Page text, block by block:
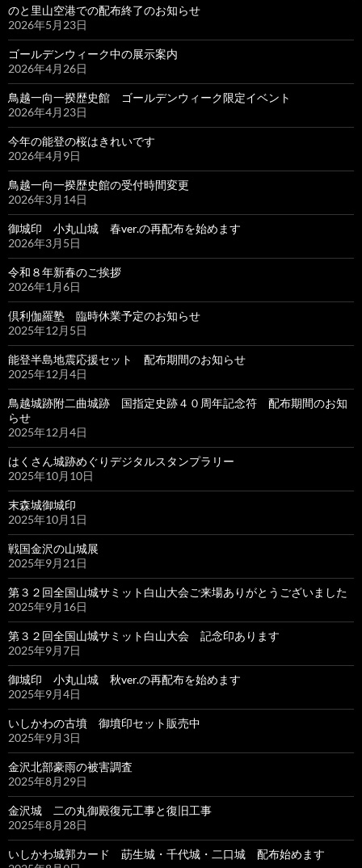
のと里山空港での配布終了のお知らせ
2026年5月23日
ゴールデンウィーク中の展示案内
2026年4月26日
鳥越一向一揆歴史館 ゴールデンウィーク限定イベント
2026年4月23日
今年の能登の桜はきれいです
2026年4月9日
鳥越一向一揆歴史館の受付時間変更
2026年3月14日
御城印 小丸山城 春ver.の再配布を始めます
2026年3月5日
令和８年新春のご挨拶
2026年1月6日
倶利伽羅塾 臨時休業予定のお知らせ
2025年12月5日
能登半島地震応援セット 配布期間のお知らせ
2025年12月4日
鳥越城跡附二曲城跡 国指定史跡４０周年記念符 配布期間のお知
らせ
2025年12月4日
はくさん城跡めぐりデジタルスタンプラリー
2025年10月10日
末森城御城印
2025年10月1日
戦国金沢の山城展
2025年9月21日
第３２回全国山城サミット白山大会ご来場ありがとうございました
2025年9月16日
第３２回全国山城サミット白山大会 記念印あります
2025年9月7日
御城印 小丸山城 秋ver.の再配布を始めます
2025年9月4日
いしかわの古墳 御墳印セット販売中
2025年9月3日
金沢北部豪雨の被害調査
2025年8月29日
金沢城 二の丸御殿復元工事と復旧工事
2025年8月28日
いしかわ城郭カード 莇生城・千代城・二口城 配布始めます